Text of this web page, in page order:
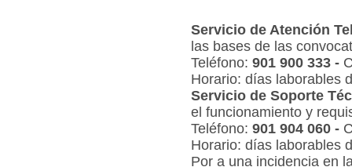
Servicio de Atención
las bases de las
Teléfono: 901 900 333 -
Horario: días laborables
Servicio de Soporte
el funcionamiento y
Teléfono: 901 904 060 -
Horario: días laborables
Por a una incidencia en